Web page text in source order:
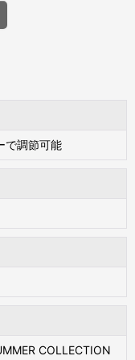
で調節可能
COLLECTION